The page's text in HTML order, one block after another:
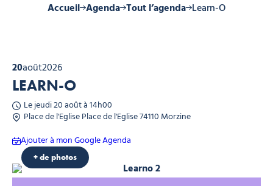
Accueil Agenda Tout l’agenda Learn-O
20août2026
LEARN-O
Le jeudi 20 août à 14h00
Place de l'Eglise Place de l'Eglise 74110 Morzine
Ajouter à mon Google Agenda
Learno 2, © Leran'o
+ de photos